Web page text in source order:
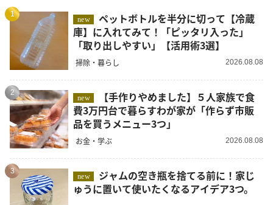
1
new
ペットボトルを半分に切って【冷蔵
庫】に入れてみて！「ピッタリ入った」
「取り出しやすい」【活用術3選】
掃除・暮らし 2026.08.08
2
new
費3万円台で暮らすわが家が「作らず市販
品を買うメニュー3つ」
お金・学ぶ 2026.08.08
3
new
ゅうに置いて使いたくなるアイデア3つ。